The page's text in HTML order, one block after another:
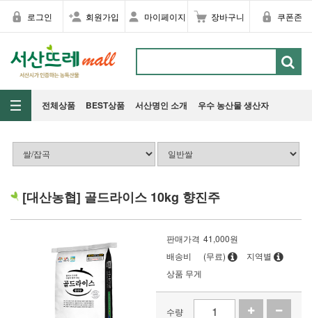
로그인 회원가입 마이페이지 장바구니 쿠폰존
전체상품 BEST상품 서산명인 소개 우수 농산물 생산자
[대산농협] 골드라이스 10kg 향진주
판매가격 41,000원
배송비
(무료)
지역별
상품 무게
수량